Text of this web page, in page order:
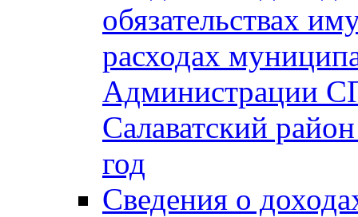
обязательствах
расходах
Администрации
Салаватский
год
Сведения о